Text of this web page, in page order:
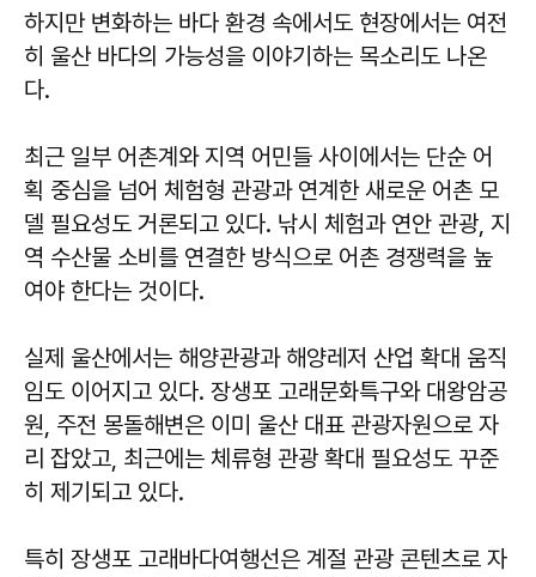
하지만 변화하는 바다 환경 속에서도 현장에서는 여전
히 울산 바다의 가능성을 이야기하는 목소리도 나온
다.
최근 일부 어촌계와 지역 어민들 사이에서는 단순 어
획 중심을 넘어 체험형 관광과 연계한 새로운 어촌 모
델 필요성도 거론되고 있다. 낚시 체험과 연안 관광, 지
역 수산물 소비를 연결한 방식으로 어촌 경쟁력을 높
여야 한다는 것이다.
실제 울산에서는 해양관광과 해양레저 산업 확대 움직
임도 이어지고 있다. 장생포 고래문화특구와 대왕암공
원, 주전 몽돌해변은 이미 울산 대표 관광자원으로 자
리 잡았고, 최근에는 체류형 관광 확대 필요성도 꾸준
히 제기되고 있다.
특히 장생포 고래바다여행선은 계절 관광 콘텐츠로 자